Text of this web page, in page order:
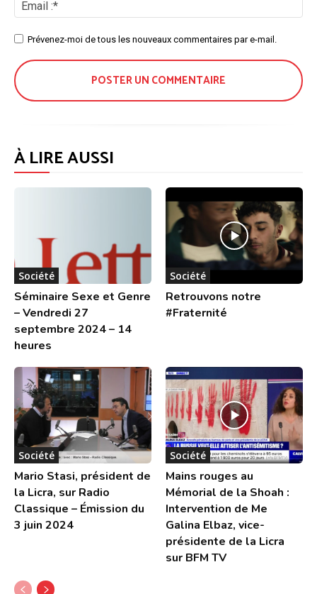
:*
SitePrévenez-moi de tous les nouveaux commentaires par e-mail.
À LIRE AUSSI
Société
Séminaire Sexe et Genre
– Vendredi 27
septembre 2024 – 14
heures
Société
Retrouvons notre
#Fraternité
Société
Mario Stasi, président de
la Licra, sur Radio
Classique – Émission du
3 juin 2024
Société
Mains rouges au
Mémorial de la Shoah :
Intervention de Me
Galina Elbaz, vice-
présidente de la Licra
sur BFM TV